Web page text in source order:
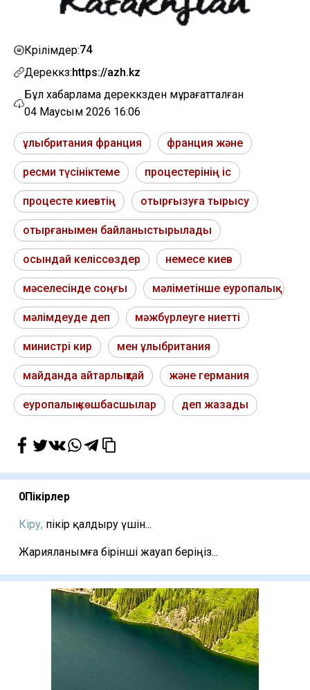
Көрілімдер:74
Дереккөз:https://azh.kz
Бұл хабарлама дереккөзден мұрағатталған
04 Маусым 2026 16:06
ұлыбритания франция франция және
ресми түсініктеме процестерінің іс
процесте киевтің отырғызуға тырысу
отырғанымен байланыстырылады
осындай келіссөздер немесе киев
мәселесінде соңғы мәліметінше еуропалық
мәлімдеуде деп мәжбүрлеуге ниетті
министрі кир мен ұлыбритания
майданда айтарлықтай және германия
еуропалық көшбасшылар деп жазады
0Пікірлер
Кіру, пікір қалдыру үшін...
Жарияланымға бірінші жауап беріңіз...